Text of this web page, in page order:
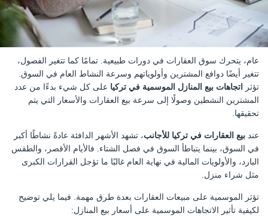
عام، يتحرك سوق العقارات في دورات طبيعية. تمامًا كما تتغير الفصول،
تتغير أيضًا دوافع المشترين وأولوياتهم وسرعة النشاط العام في السوق.
تؤثر
اتجاهات بيع المنازل الموسمية في تركيا على كل شيء بدءًا من عدد
المشترين النشطين وصولًا إلى سرعة بيع العقارات والأسعار التي يتم
تحقيقها.
عند بيع العقارات في تركيا للأجانب، تشهد الأشهر الدافئة عادةً نشاطًا أكبر
في السوق، بينما يتباطأ السوق في فصل الشتاء. فالأيام الأقصر، والطقس
البارد، والأولويات المالية في نهاية العام غالبًا ما تؤجل القرارات الكبرى
مثل شراء منزل.
تؤثر الموسمية على مبيعات العقارات بعدة طرق مهمة. فيما يلي توضيح
لكيفية تأثير الاتجاهات الموسمية على أسعار بيع المنازل: